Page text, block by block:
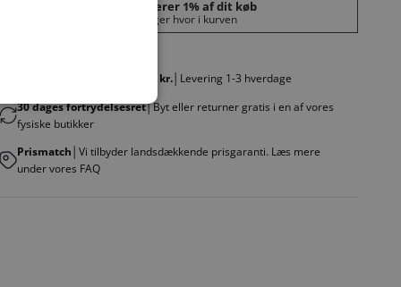
Fri fragt v. køb over 499,00 kr. │Levering 1-3 hverdage
30 dages fortrydelsesret│Byt eller returner gratis i en af vores
fysiske butikker
Prismatch │Vi tilbyder landsdækkende prisgaranti. Læs mere
under vores FAQ